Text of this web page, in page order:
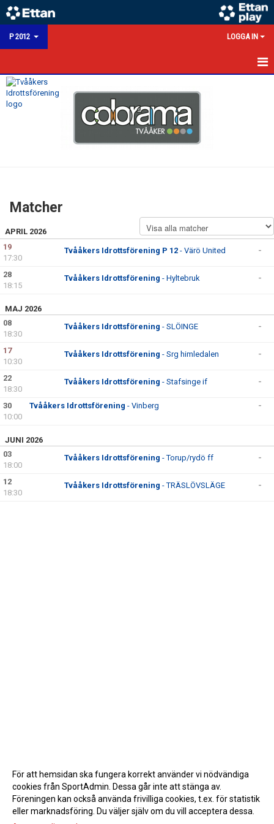
P 2012 LOGGA IN
HEM
KONTAKT
Matcher
APRIL 2026
19
17:30
Tvååkers Idrottsförening P 12 - Värö United -
28
18:15
Tvååkers Idrottsförening - Hyltebruk -
MAJ 2026
08
18:30
Tvååkers Idrottsförening - SLÖINGE -
17
10:30
Tvååkers Idrottsförening - Srg himledalen -
22
18:30
Tvååkers Idrottsförening - Stafsinge if -
30
10:00
Tvååkers Idrottsförening - Vinberg -
JUNI 2026
03
18:00
Tvååkers Idrottsförening - Torup/rydö ff -
12
18:30
Tvååkers Idrottsförening - TRÄSLÖVSLÄGE -
För att hemsidan ska fungera korrekt använder vi nödvändiga
cookies från SportAdmin. Dessa går inte att stänga av.
Föreningen kan också använda frivilliga cookies, t.ex. för statistik
eller marknadsföring. Du väljer själv om du vill acceptera dessa.